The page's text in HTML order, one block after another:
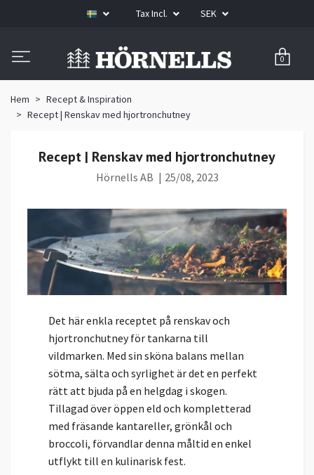
Tax Incl. SEK
0
Hem
Recept & Inspiration
Recept | Renskav med hjortronchutney
Recept | Renskav med hjortronchutney
Hörnells AB | 25/08, 2023
Det här enkla receptet på renskav och
hjortronchutney för tankarna till
vildmarken. Med sin sköna balans mellan
sötma, sälta och syrlighet är det en perfekt
rätt att bjuda på en helgdag i skogen.
Tillagad över öppen eld och kompletterad
med fräsande kantareller, grönkål och
broccoli, förvandlar denna måltid en enkel
utflykt till en kulinarisk fest.